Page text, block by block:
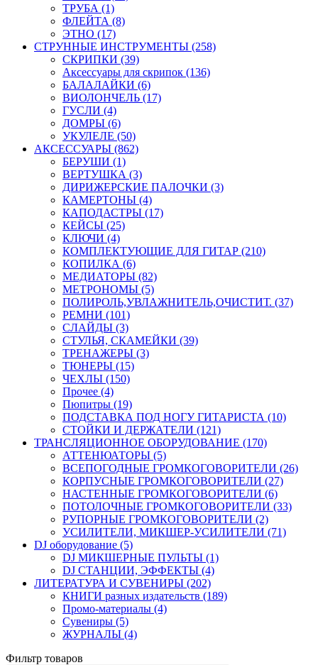
ТРУБА (1)
ФЛЕЙТА (8)
ЭТНО (17)
СТРУННЫЕ ИНСТРУМЕНТЫ (258)
СКРИПКИ (39)
Аксессуары для скрипок (136)
БАЛАЛАЙКИ (6)
ВИОЛОНЧЕЛЬ (17)
ГУСЛИ (4)
ДОМРЫ (6)
УКУЛЕЛЕ (50)
АКСЕССУАРЫ (862)
БЕРУШИ (1)
ВЕРТУШКА (3)
ДИРИЖЕРСКИЕ ПАЛОЧКИ (3)
КАМЕРТОНЫ (4)
КАПОДАСТРЫ (17)
КЕЙСЫ (25)
КЛЮЧИ (4)
КОМПЛЕКТУЮЩИЕ ДЛЯ ГИТАР (210)
КОПИЛКА (6)
МЕДИАТОРЫ (82)
МЕТРОНОМЫ (5)
ПОЛИРОЛЬ,УВЛАЖНИТЕЛЬ,ОЧИСТИТ. (37)
РЕМНИ (101)
СЛАЙДЫ (3)
СТУЛЬЯ, СКАМЕЙКИ (39)
ТРЕНАЖЕРЫ (3)
ТЮНЕРЫ (15)
ЧЕХЛЫ (150)
Прочее (4)
Пюпитры (19)
ПОДСТАВКА ПОД НОГУ ГИТАРИСТА (10)
СТОЙКИ И ДЕРЖАТЕЛИ (121)
ТРАНСЛЯЦИОННОЕ ОБОРУДОВАНИЕ (170)
АТТЕНЮАТОРЫ (5)
ВСЕПОГОДНЫЕ ГРОМКОГОВОРИТЕЛИ (26)
КОРПУСНЫЕ ГРОМКОГОВОРИТЕЛИ (27)
НАСТЕННЫЕ ГРОМКОГОВОРИТЕЛИ (6)
ПОТОЛОЧНЫЕ ГРОМКОГОВОРИТЕЛИ (33)
РУПОРНЫЕ ГРОМКОГОВОРИТЕЛИ (2)
УСИЛИТЕЛИ, МИКШЕР-УСИЛИТЕЛИ (71)
DJ оборудование (5)
DJ МИКШЕРНЫЕ ПУЛЬТЫ (1)
DJ СТАНЦИИ, ЭФФЕКТЫ (4)
ЛИТЕРАТУРА И СУВЕНИРЫ (202)
КНИГИ разных издательств (189)
Промо-материалы (4)
Сувениры (5)
ЖУРНАЛЫ (4)
Фильтр товаров